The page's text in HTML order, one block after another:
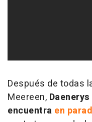
Después de todas
Meereen,
encuentra en